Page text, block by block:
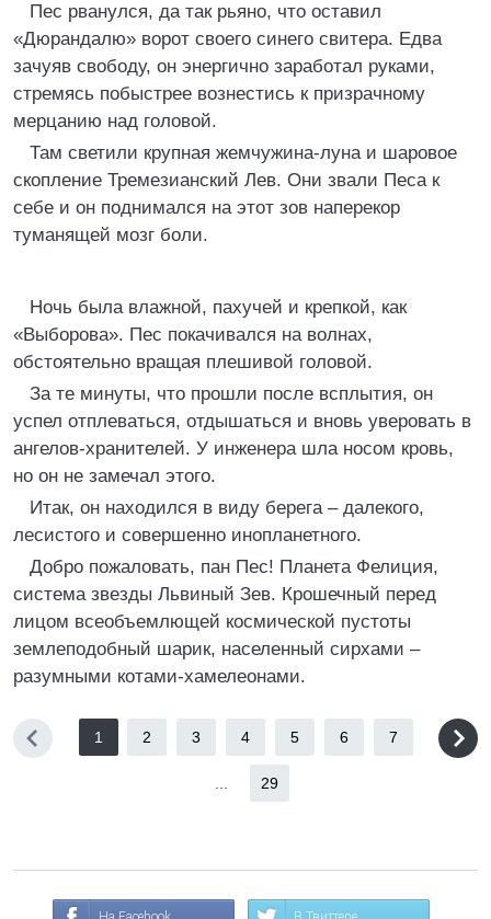
Пес рванулся, да так рьяно, что оставил
«Дюрандалю» ворот своего синего свитера. Едва
зачуяв свободу, он энергично заработал руками,
стремясь побыстрее вознестись к призрачному
мерцанию над головой.
Там светили крупная жемчужина-луна и шаровое
скопление Тремезианский Лев. Они звали Песа к
себе и он поднимался на этот зов наперекор
туманящей мозг боли.
Ночь была влажной, пахучей и крепкой, как
«Выборова». Пес покачивался на волнах,
обстоятельно вращая плешивой головой.
За те минуты, что прошли после всплытия, он
успел отплеваться, отдышаться и вновь уверовать в
ангелов-хранителей. У инженера шла носом кровь,
но он не замечал этого.
Итак, он находился в виду берега – далекого,
лесистого и совершенно инопланетного.
Добро пожаловать, пан Пес! Планета Фелиция,
система звезды Львиный Зев. Крошечный перед
лицом всеобъемлющей космической пустоты
землеподобный шарик, населенный сирхами –
разумными котами-хамелеонами.
1 2 3 4 5 6 7
29